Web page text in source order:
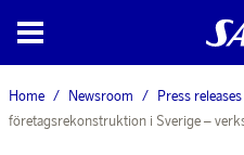
Home Newsroom Press releases
företagsrekonstruktion i Sverige –